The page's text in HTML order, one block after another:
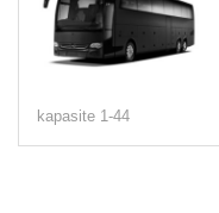
kapasite 1-44